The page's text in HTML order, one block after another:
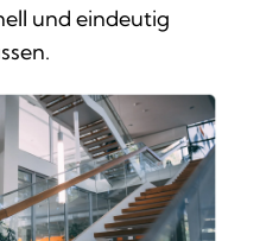
und eindeutig